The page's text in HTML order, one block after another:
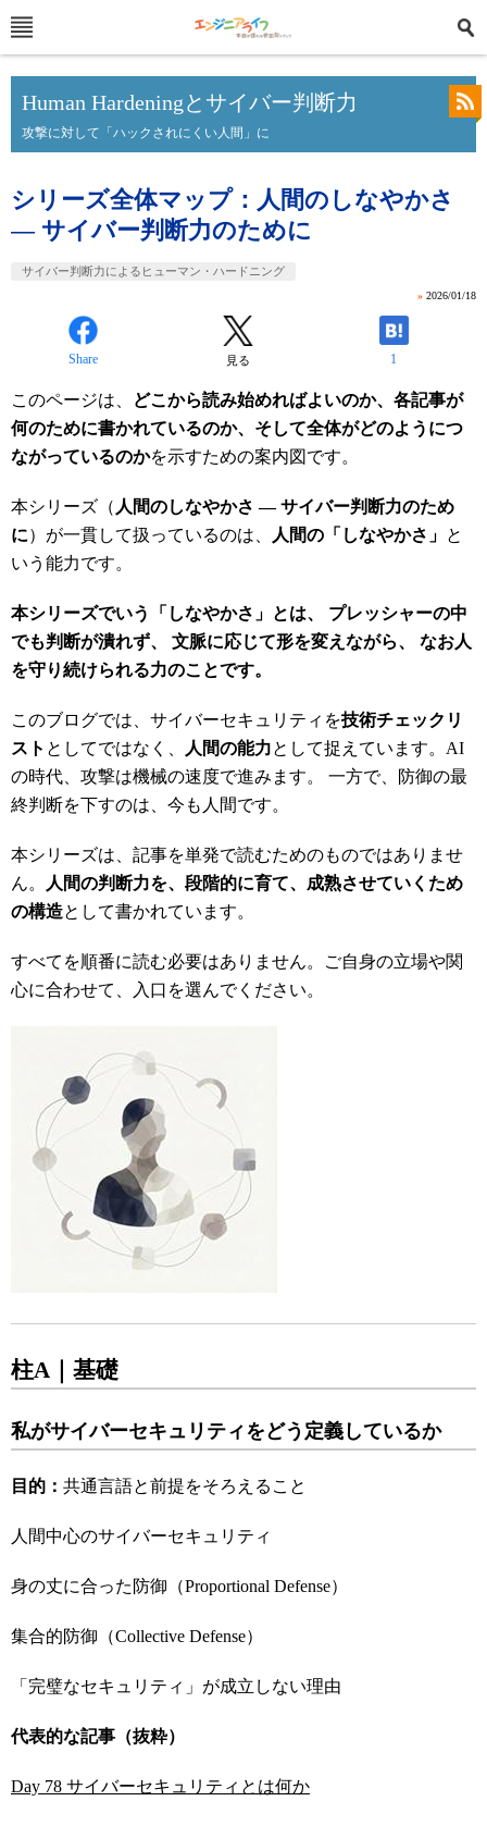
Human Hardeningとサイバー判断力
攻撃に対して「ハックされにくい人間」に
シリーズ全体マップ：人間のしなやかさ
― サイバー判断力のために
サイバー判断力によるヒューマン・ハードニング
» 2026/01/18
Share 見る 1
このページは、
どこから読み始めればよいのか、各記事が
何のために書かれているのか、そして全体がどのようにつ
ながっているのかを示すための案内図です。
本シリーズ（ 人間のしなやかさ ― サイバー判断力のため
に）が一貫して扱っているのは、 人間の「しなやかさ」 と
いう能力です。
本シリーズでいう「しなやかさ」とは、 プレッシャーの中
でも判断が潰れず、 文脈に応じて形を変えながら、 なお人
を守り続けられる力のことです。
このブログでは、サイバーセキュリティを技術チェックリ
スト としてではなく、 人間の能力として捉えています。AI
の時代、攻撃は機械の速度で進みます。 一方で、防御の最
終判断を下すのは、今も人間です。
本シリーズは、記事を単発で読むためのものではありませ
ん。
人間の判断力を、段階的に育て、成熟させていくため
の構造として書かれています。
すべてを順番に読む必要はありません。ご自身の立場や関
心に合わせて、入口を選んでください。
柱A｜基礎
私がサイバーセキュリティをどう定義しているか
目的： 共通言語と前提をそろえること
人間中心のサイバーセキュリティ
身の丈に合った防御（Proportional Defense）
集合的防御（Collective Defense）
「完璧なセキュリティ」が成立しない理由
代表的な記事（抜粋）
Day 78 サイバーセキュリティとは何か